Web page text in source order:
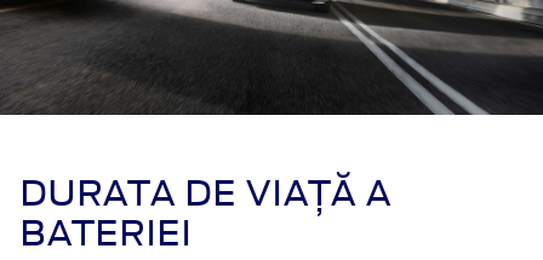
DURATA DE VIAȚĂ A
BATERIEI